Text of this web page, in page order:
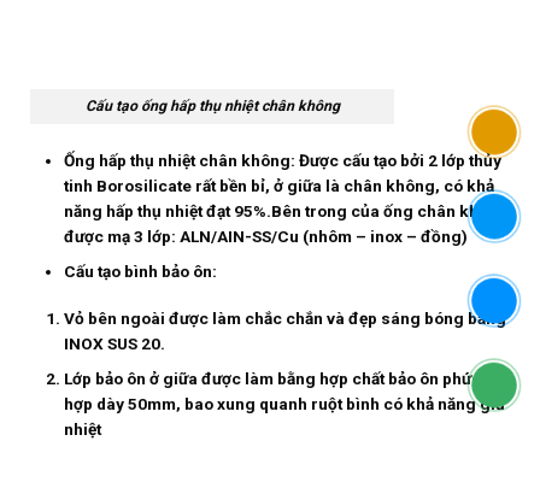
Cấu tạo ống hấp thụ nhiệt chân không
Ống hấp thụ nhiệt chân không: Được cấu tạo bởi 2 lớp thủy
tinh Borosilicate rất bền bỉ, ở giữa là chân không, có khả
năng hấp thụ nhiệt đạt 95%.Bên trong của ống chân không
được mạ 3 lớp: ALN/AIN-SS/Cu (nhôm – inox – đồng)
Cấu tạo bình bảo ôn:
Vỏ bên ngoài được làm chắc chắn và đẹp sáng bóng bằng
INOX SUS 20.
Lớp bảo ôn ở giữa được làm bằng hợp chất bảo ôn phức
hợp dày 50mm, bao xung quanh ruột bình có khả năng giữ
nhiệt